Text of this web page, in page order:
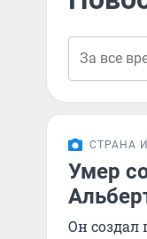
СТРАНА
Умер
Он создал